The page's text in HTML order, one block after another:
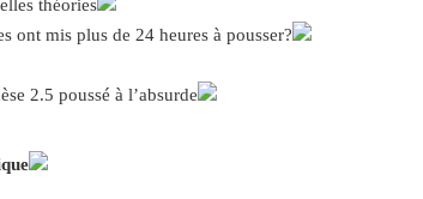
théories
ont mis plus de 24 heures à pousser?
2.5 poussé à l’absurde